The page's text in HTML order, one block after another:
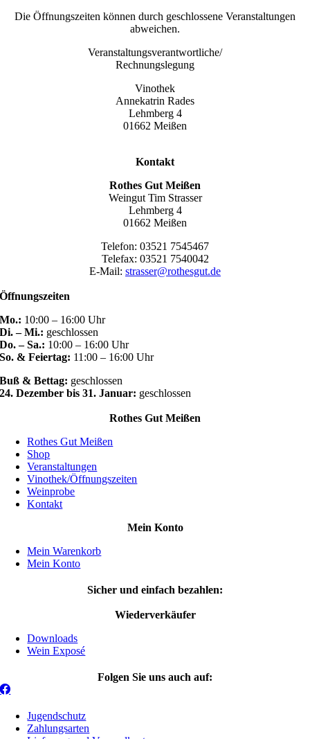
Die Öffnungszeiten können durch geschlossene Veranstaltungen
abweichen.
Veranstaltungsverantwortliche/
Rechnungslegung
Vinothek
Annekatrin Rades
Lehmberg 4
01662 Meißen
Kontakt
Rothes Gut Meißen
Weingut Tim Strasser
Lehmberg 4
01662 Meißen
Telefon: 03521 7545467
Telefax: 03521 7540042
E-Mail: strasser@rothesgut.de
Öffnungszeiten
Mo.: 10:00 – 16:00 Uhr
Di. – Mi.: geschlossen
Do. – Sa.: 10:00 – 16:00 Uhr
So. & Feiertag: 11:00 – 16:00 Uhr
Buß & Bettag: geschlossen
24. Dezember bis 31. Januar: geschlossen
Rothes Gut Meißen
Rothes Gut Meißen
Shop
Veranstaltungen
Vinothek/Öffnungszeiten
Weinprobe
Kontakt
Mein Konto
Mein Warenkorb
Mein Konto
Sicher und einfach bezahlen:
Wiederverkäufer
Downloads
Wein Exposé
Folgen Sie uns auch auf:
Jugendschutz
Zahlungsarten